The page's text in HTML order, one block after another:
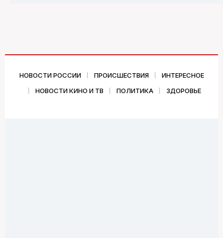
НОВОСТИ РОССИИ ПРОИСШЕСТВИЯ
ИНТЕРЕСНОЕ
НОВОСТИ КИНО И ТВ
ПОЛИТИКА ЗДОРОВЬЕ